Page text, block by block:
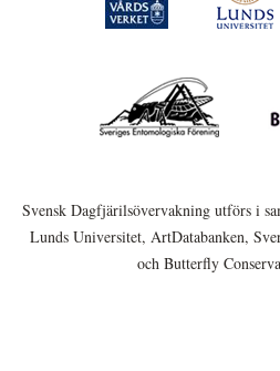
Svensk Dagfjärilsövervakning utförs i
Lunds Universitet, ArtDatabanken,
och Butterfly